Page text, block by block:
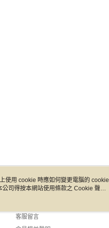
客服資訊
客服留言
使用 cookie 時應如何變更電腦的 cookie
司得按本網站使用條款之 Cookie 聲明